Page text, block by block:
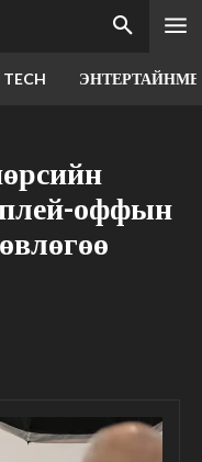
TECH
плей-оффын